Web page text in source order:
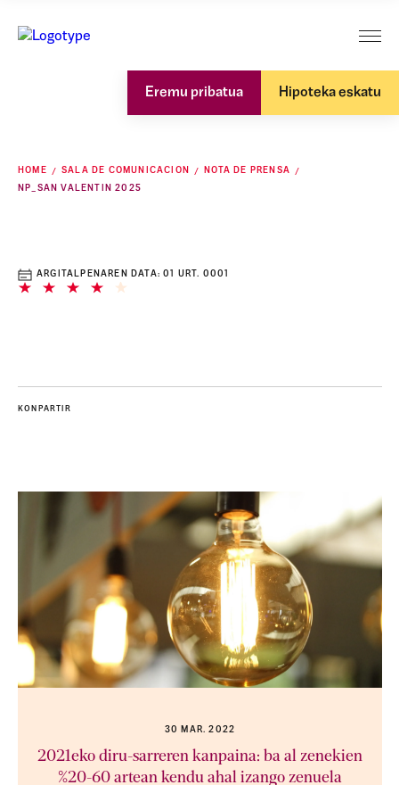
Eremu pribatua Hipoteka eskatu
HOME SALA DE COMUNICACION
NOTA DE PRENSA
NP_SAN VALENTIN 2025
ARGITALPENAREN DATA:01 URT. 0001
KONPARTIR
30 MAR. 2022
2021eko diru-sarreren kanpaina: ba al zenekien
%20-60 artean kendu ahal izango zenuela